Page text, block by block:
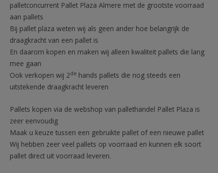
palletconcurrent Pallet Plaza Almere met de grootste voorraad
aan pallets
Bij pallet plaza weten wij als geen ander hoe belangrijk de
draagkracht van een pallet is
En daarom kopen en maken wij alleen kwaliteit pallets die lang
mee gaan
Ook verkopen wij 2de hands pallets die nog steeds een
uitstekende draagkracht leveren
Pallets kopen via de webshop van pallethandel Pallet Plaza is
zeer eenvoudig
Maak u keuze tussen een gebruikte pallet of een nieuwe pallet
Wij hebben zeer veel pallets op voorraad en kunnen elk soort
pallet direct uit voorraad leveren.